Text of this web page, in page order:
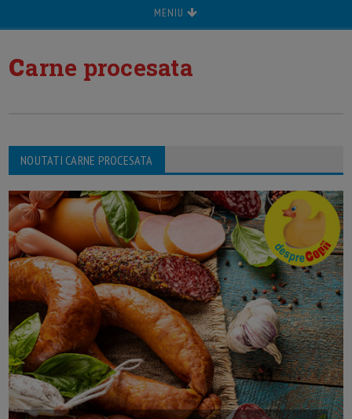
MENIU
carne procesata
NOUTATI CARNE PROCESATA